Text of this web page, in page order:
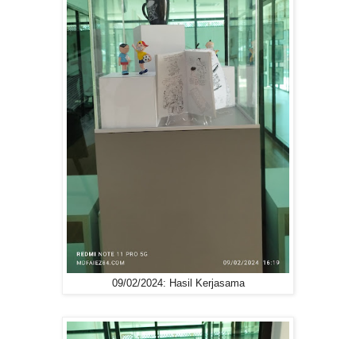
09/02/2024: Hasil Kerjasama